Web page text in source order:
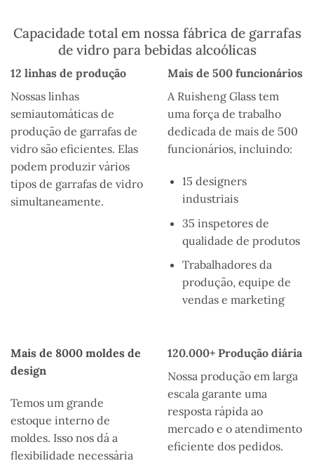
Capacidade total em nossa fábrica de garrafas
de vidro para bebidas alcoólicas
12 linhas de produção
Nossas linhas
semiautomáticas de
produção de garrafas de
vidro são eficientes. Elas
podem produzir vários
tipos de garrafas de vidro
simultaneamente.
Mais de 500 funcionários
A Ruisheng Glass tem
uma força de trabalho
dedicada de mais de 500
funcionários, incluindo:
15 designers
industriais
35 inspetores de
qualidade de produtos
Trabalhadores da
produção, equipe de
vendas e marketing
Mais de 8000 moldes de
design
Temos um grande
estoque interno de
moldes. Isso nos dá a
flexibilidade necessária
120.000+ Produção diária
Nossa produção em larga
escala garante uma
resposta rápida ao
mercado e o atendimento
eficiente dos pedidos.